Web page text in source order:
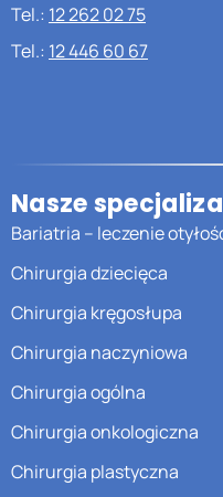
Tel.: 12 262 02 75
Tel.: 12 446 60 67
Nasze
Bariatria – leczenie
Chirurgia dziecięca
Chirurgia kręgosłupa
Chirurgia naczyniowa
Chirurgia ogólna
Chirurgia onkologiczna
Chirurgia plastyczna